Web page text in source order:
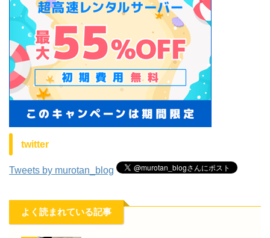
twitter
Tweets by murotan_blog
よく読まれている記事